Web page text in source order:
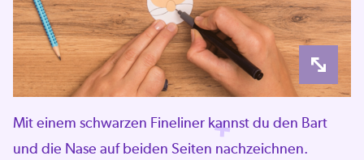
Mit einem schwarzen Fineliner kannst du den Bart
und die Nase auf beiden Seiten nachzeichnen.